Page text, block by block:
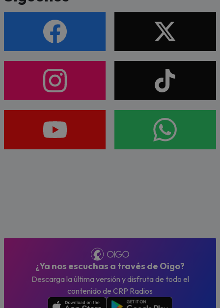
¿Ya nos escuchas a través de Oigo?
Descarga la última versión y disfruta de todo el
contenido de CRP Radios